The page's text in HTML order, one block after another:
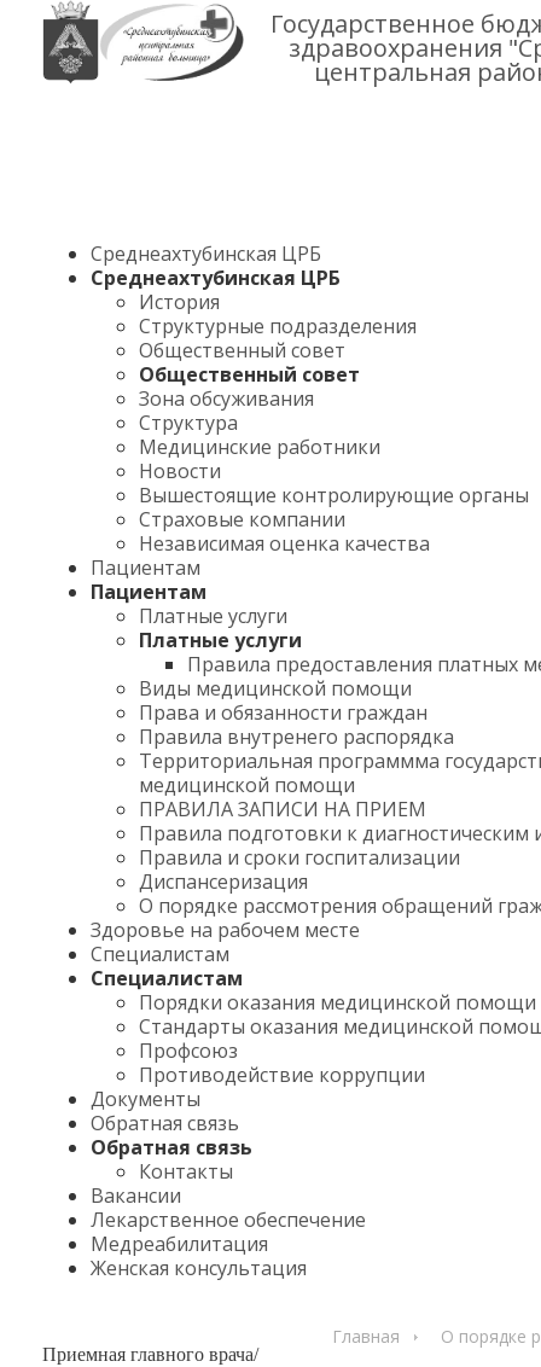
Государственное
здравоохранения
центральная
Среднеахтубинская ЦРБ
Среднеахтубинская ЦРБ
История
Структурные подразделения
Общественный совет
Общественный совет
Зона обсуживания
Структура
Медицинские работники
Новости
Вышестоящие контролирующие органы
Страховые компании
Независимая оценка качества
Пациентам
Пациентам
Платные услуги
Платные услуги
Правила предоставления платных
Виды медицинской помощи
Права и обязанности граждан
Правила внутренего распорядка
Территориальная программма
медицинской помощи
ПРАВИЛА ЗАПИСИ НА ПРИЕМ
Правила подготовки к диагностическим
Правила и сроки госпитализации
Диспансеризация
О порядке рассмотрения обращений
Здоровье на рабочем месте
Специалистам
Специалистам
Порядки оказания медицинской помощи
Стандарты оказания медицинской
Профсоюз
Противодействие коррупции
Документы
Обратная связь
Обратная связь
Контакты
Вакансии
Лекарственное обеспечение
Медреабилитация
Женская консультация
Приемная главного врача/
Главная О порядке